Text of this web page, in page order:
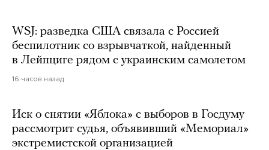
WSJ: разведка США связала с Россией
беспилотник со взрывчаткой, найденный
в Лейпциге рядом с украинским самолетом
16 часов назад
Иск о снятии «Яблока» с выборов в Госдуму
рассмотрит судья, объявивший «Мемориал»
экстремистской организацией